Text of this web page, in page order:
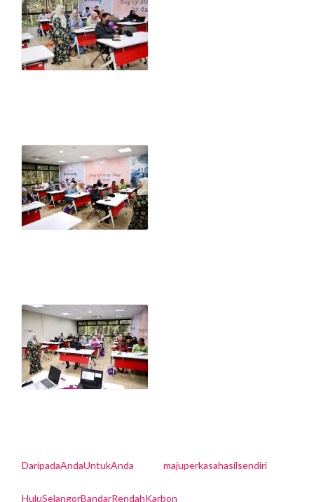
DaripadaAndaUntukAnda majuperkasahasilsendiri
HuluSelangorBandarRendahKarbon